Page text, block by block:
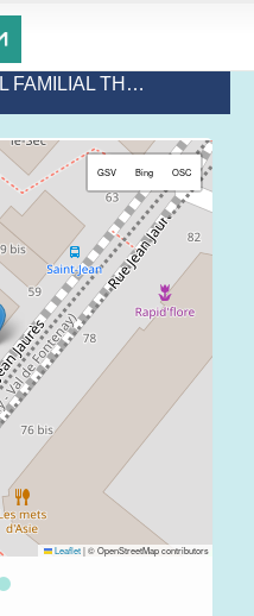
Informations AFT – ACCUEIL FAMILIAL THÉRAPEUTIQUE
GSV Bing OSC
Leaflet|© OpenStreetMap contributors